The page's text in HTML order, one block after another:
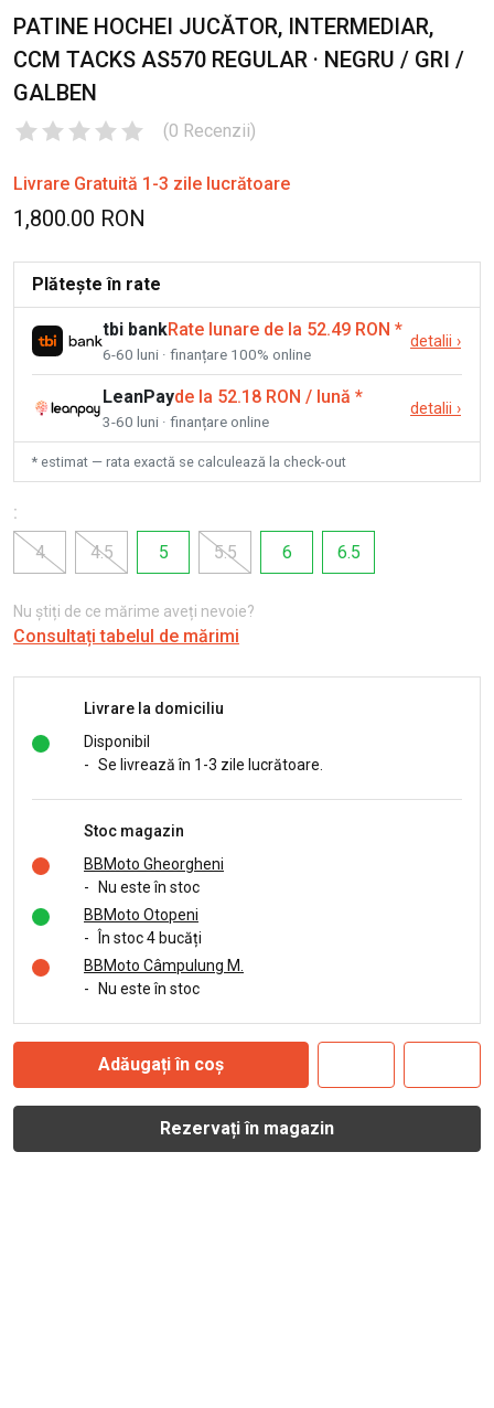
PATINE HOCHEI JUCĂTOR, INTERMEDIAR,
CCM TACKS AS570 REGULAR · NEGRU / GRI /
GALBEN
(0 Recenzii)
Livrare Gratuită 1-3 zile lucrătoare
1,800.00 RON
Plătește în rate
tbi bankRate lunare de la 52.49 RON *
6-60 luni · finanțare 100% online
detalii ›
LeanPayde la 52.18 RON / lună *
3-60 luni · finanțare online
detalii ›
* estimat — rata exactă se calculează la check-out
:
4
4.5 5 5.5 6 6.5
Nu știți de ce mărime aveți nevoie?
Consultați tabelul de mărimi
Livrare la domiciliu
Disponibil
- Se livrează în 1-3 zile lucrătoare.
Stoc magazin
BBMoto Gheorgheni
-
Nu este în stoc
BBMoto Otopeni
-
În stoc 4 bucăți
BBMoto Câmpulung M.
-
Nu este în stoc
Adăugați în coș
Rezervați în magazin